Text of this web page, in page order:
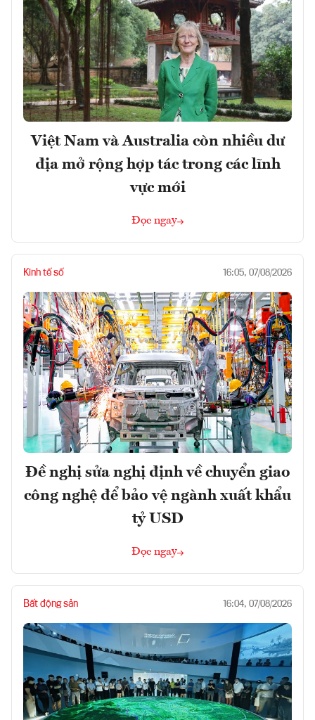
Việt Nam và Australia còn nhiều dư
địa mở rộng hợp tác trong các lĩnh
vực mới
Đọc ngay
Kinh tế số 16:05, 07/08/2026
Đề nghị sửa nghị định về chuyển giao
công nghệ để bảo vệ ngành xuất khẩu
tỷ USD
Đọc ngay
Bất động sản 16:04, 07/08/2026